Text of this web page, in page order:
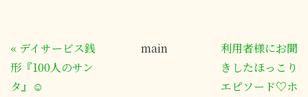
« デイサービス銭
形『100人のサン
タ』☺
main
利用者様にお聞
きしたほっこり
エピソード♡ホ